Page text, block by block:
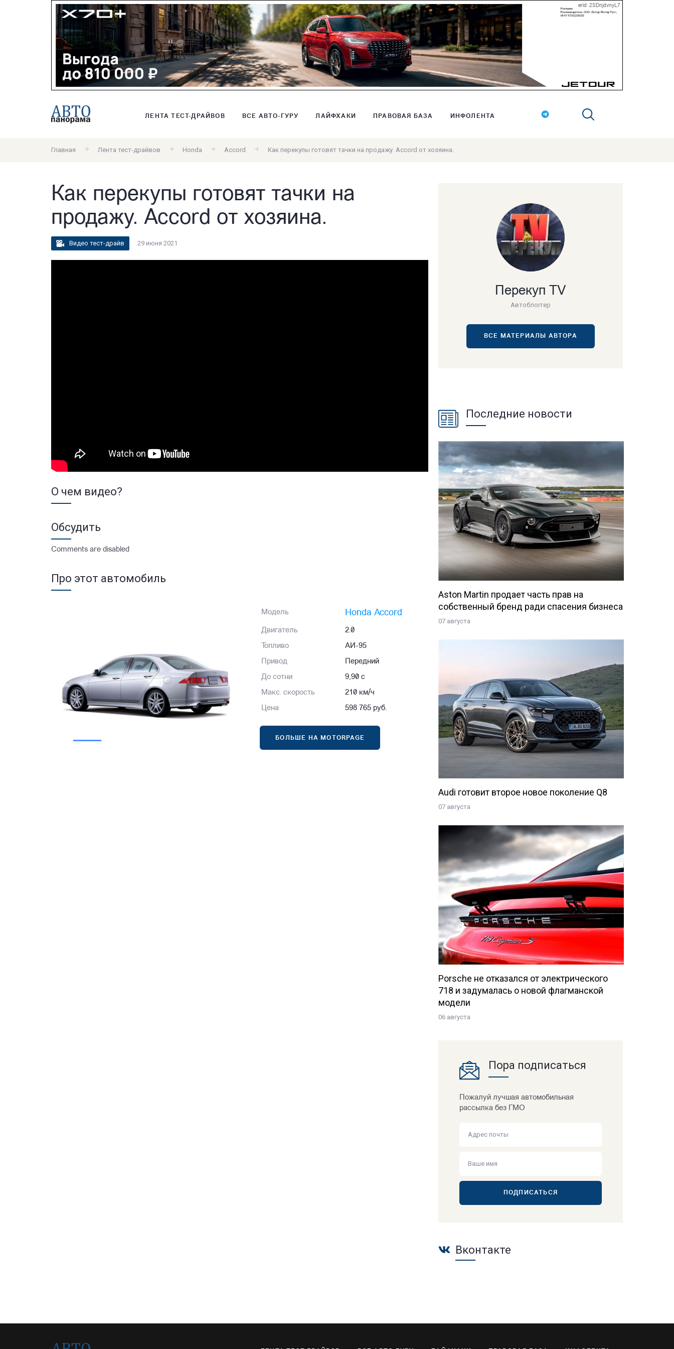
erid: 2SDnjdvnyL7
ЛЕНТА ТЕСТ-ДРАЙВОВ ВСЕ АВТО-ГУРУ ЛАЙФХАКИ ПРАВОВАЯ БАЗА ИНФОЛЕНТА
Главная Лента тест-драйвов Honda Accord Как перекупы готовят тачки на продажу. Accord от хозяина.
Как перекупы готовят тачки на
продажу. Accord от хозяина.
Видео тест-драйв 29 июня 2021
О чем видео?
Обсудить
Comments are disabled
Про этот автомобиль
Модель Honda Accord
Двигатель 2.0
Топливо АИ-95
Привод Передний
До сотни 9,90 с
Макс. скорость 210 км/ч
Цена 598 765 руб.
БОЛЬШЕ НА MOTORPAGE
Перекуп TV
Автоблоггер
ВСЕ МАТЕРИАЛЫ АВТОРА
Последние новости
Aston Martin продает часть прав на
собственный бренд ради спасения бизнеса
07 августа
Audi готовит второе новое поколение Q8
07 августа
Porsche не отказался от электрического
718 и задумалась о новой флагманской
модели
06 августа
Пора подписаться
Пожалуй лучшая автомобильная
рассылка без ГМО
ПОДПИСАТЬСЯ
Вконтакте